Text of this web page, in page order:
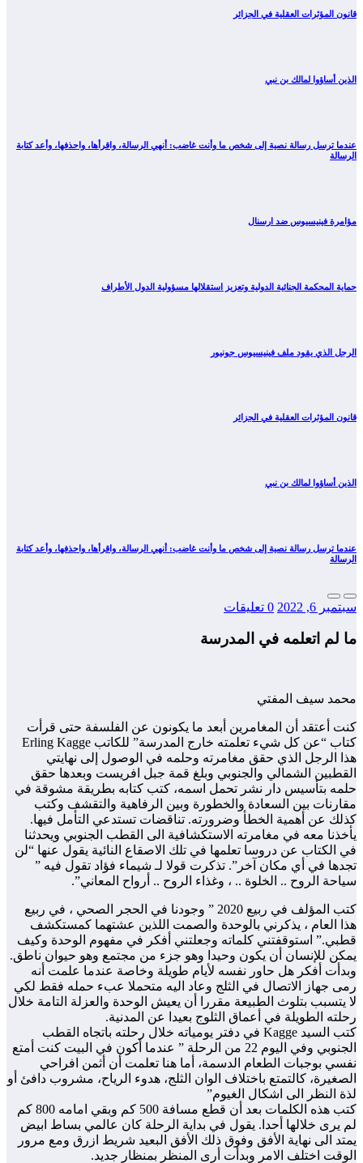
قانون المؤثرات العقلية في الجزائر
الذين أساؤوا لمالك بن نبي
عندما ترسل رسالة نصية إلى شخص ما وأنت غاضب: أنهي الرسالة، واقرأها، واحذفها، وأعد كتابة
الرسالة
مؤامرة فينيسيوس ضد ارسنال
حماية المحكمة الجنائية الدولية وتعزيز استقلالها مسؤولية الدول الأطراف
الرجل الذي يقود ملف فينيسيوس جونيور
قانون المؤثرات العقلية في الجزائر
الذين أساؤوا لمالك بن نبي
عندما ترسل رسالة نصية إلى شخص ما وأنت غاضب: أنهي الرسالة، واقرأها، واحذفها، وأعد كتابة
الرسالة
سبتمبر 6, 2022 0 تعليقات
ما لم اتعلمه في المدرسة
محمد سيف المفتي
كنت أعتقد أن المغامرين أبعد ما يكونون عن الفلسفة حتى قرأت
كتاب “عن كل شيء تعلمته خارج المدرسة” للكاتب Erling Kagge
هذا الرجل الذي حقق مغامرته وحلمه في الوصول إلى نهايتي
القطبين الشمالي والجنوبي وبلغ قمة جبل افريست وبعدها حقق
حلمه بتأسيس دار نشر تحمل اسمه، كتب كتابه بطريقة مشوقة في
مقارنات بين السعادة والخطورة وبين الرفاهية والتقشف وكتب
كذلك عن أهمية الخطأ وضرورته. تناقضات تستدعي التأمل فيها.
يأخذنا معه في مغامرته الاستكشافية الى القطب الجنوبي ويحدثنا
في الكتاب عن دروسا تعلمها في تلك الاصقاع النائية يقول عنها “لن
تجدها في أي مكان آخر”. تذكرت قولا لـ شيماء فؤاد تقول فيه ”
سياحة الروح .. الخلوة .. ، وغذاء الروح .. أرواح المعاني”.
كتب المؤلف في ربيع 2020 ” وجودنا في الحجر الصحي ، في ربيع
هذا العام ، يذكرني بالوحدة والصمت اللذين عشتهما كمستكشف
قطبي.” استوقفتني كلماته وجعلتني أفكر في مفهوم الوحدة وكيف
يمكن للإنسان أن يكون وحيدا وهو جزء من مجتمع وهو حيوان ناطق.
وبدأت أفكر هل حاور نفسه لأيام طويلة وخاصة عندما علمت أنه
رمى جهاز الاتصال في الثلج وعاد اليه متحملا عبء حمله فقط لكي
لا يتسبب بتلوث الطبيعة مقررا أن يعيش الوحدة والعزلة التامة خلال
رحلته الطويلة في أعماق الثلوج بعيدا عن المدنية.
كتب السيد Kagge في دفتر يومياته خلال رحلته باتجاه القطب
الجنوبي وفي اليوم 22 من الرحلة ” عندما أكون في البيت كنت أمتع
نفسي بوجبات الطعام الدسمة، أما هنا تعلمت أن أثمن افراحي
الصغيرة، كالتمتع باختلاف الوان الثلج، هدوء الرياح، مشروب دافئ أو
لذة النظر الى اشكال الغيوم”
كتب هذه الكلمات بعد أن قطع مسافة 500 كم وبقي امامه 800 كم
لم يرى خلالها أحدا. يقول في بداية الرحلة كان عالمي بساط ابيض
يمتد الى نهاية الأفق وفوق ذلك الأفق البعيد شريط ازرق ومع مرور
الوقت اختلف الامر وبدأت أرى المنظر بمنظار جديد.